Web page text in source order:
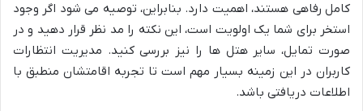
کامل رفاهی هستند، اهمیت دارد. بنابراین، توصیه می شود اگر وجود
استخر برای شما یک اولویت است، این نکته را مد نظر قرار دهید و در
صورت تمایل، سایر هتل ها را نیز بررسی کنید. مدیریت انتظارات
کاربران در این زمینه بسیار مهم است تا تجربه اقامتشان منطبق با
اطلاعات دریافتی باشد.